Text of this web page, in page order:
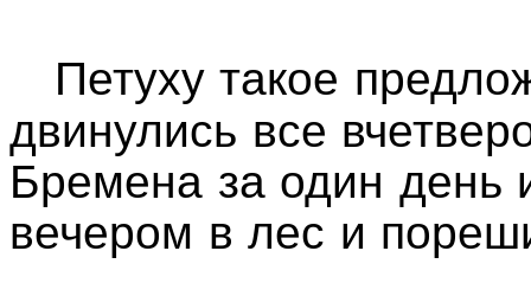
Петуху такое
двинулись все
Бремена за один день
вечером в лес и